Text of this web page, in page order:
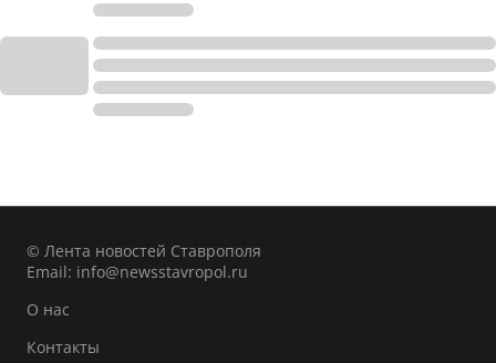
© Лента новостей Ставрополя
Email: info@newsstavropol.ru
О нас
Контакты